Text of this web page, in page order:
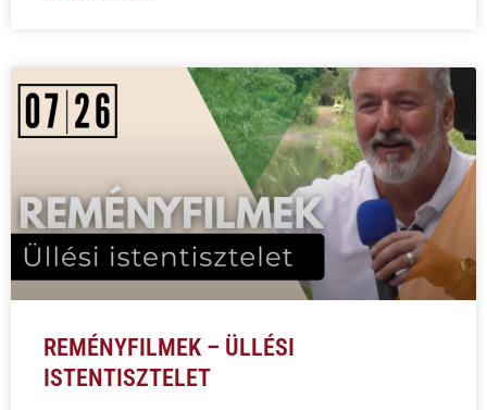
REMÉNYFILMEK – ÜLLÉSI
ISTENTISZTELET